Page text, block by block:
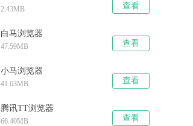
2.43MB 查看
白马浏览器
47.59MB 查看
小马浏览器
41.63MB 查看
腾讯TT浏览器
66.40MB 查看